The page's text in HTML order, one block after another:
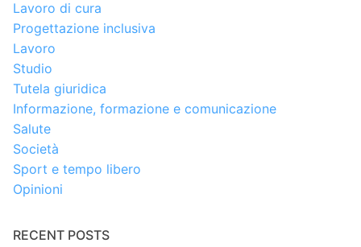
Lavoro di cura
Progettazione inclusiva
Lavoro
Studio
Tutela giuridica
Informazione, formazione e comunicazione
Salute
Società
Sport e tempo libero
Opinioni
RECENT POSTS